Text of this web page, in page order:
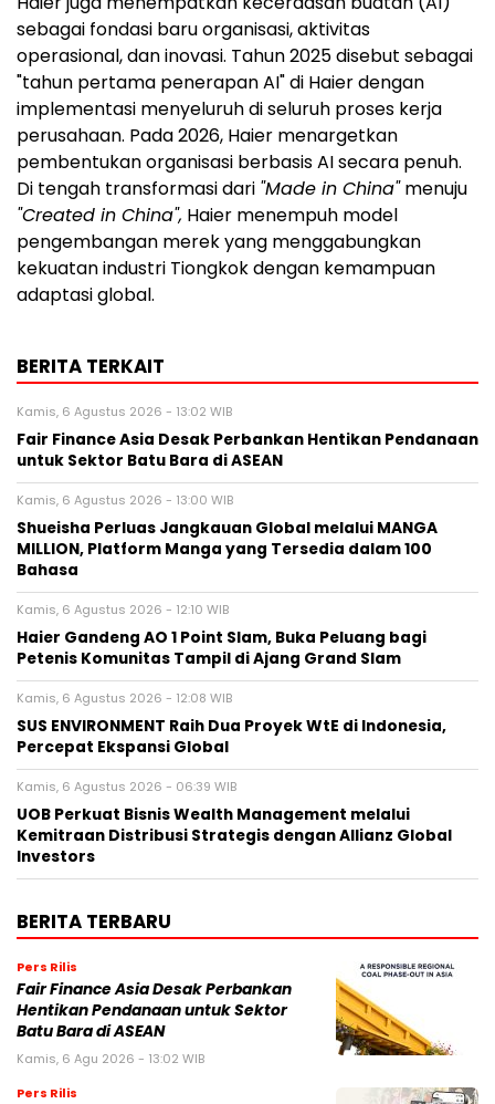
sebagai fondasi baru organisasi, aktivitas
operasional, dan inovasi. Tahun 2025 disebut sebagai
"tahun pertama penerapan AI" di Haier dengan
implementasi menyeluruh di seluruh proses kerja
perusahaan. Pada 2026, Haier menargetkan
pembentukan organisasi berbasis AI secara penuh.
Di tengah transformasi dari "Made in China"menuju
"Created in China", Haier menempuh model
pengembangan merek yang menggabungkan
kekuatan industri Tiongkok dengan kemampuan
adaptasi global.
BERITA TERKAIT
Kamis, 6 Agustus 2026 - 13:02 WIB
Fair Finance Asia Desak Perbankan Hentikan Pendanaan
untuk Sektor Batu Bara di ASEAN
Kamis, 6 Agustus 2026 - 13:00 WIB
Shueisha Perluas Jangkauan Global melalui MANGA
MILLION, Platform Manga yang Tersedia dalam 100
Bahasa
Kamis, 6 Agustus 2026 - 12:10 WIB
Haier Gandeng AO 1 Point Slam, Buka Peluang bagi
Petenis Komunitas Tampil di Ajang Grand Slam
Kamis, 6 Agustus 2026 - 12:08 WIB
SUS ENVIRONMENT Raih Dua Proyek WtE di Indonesia,
Percepat Ekspansi Global
Kamis, 6 Agustus 2026 - 06:39 WIB
UOB Perkuat Bisnis Wealth Management melalui
Kemitraan Distribusi Strategis dengan Allianz Global
Investors
BERITA TERBARU
Pers Rilis
Fair Finance Asia Desak Perbankan
Hentikan Pendanaan untuk Sektor
Batu Bara di ASEAN
Kamis, 6 Agu 2026 - 13:02 WIB
Pers Rilis